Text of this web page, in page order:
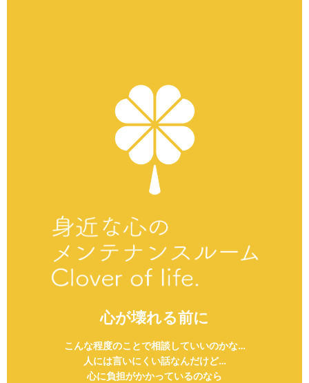
心が壊れる前に
こんな程度のことで相談していいのかな…
人には言いにくい話なんだけど…
心に負担がかかっているのなら